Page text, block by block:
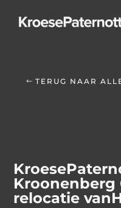
TERUG NAAR
Kroonenberg
relocatie